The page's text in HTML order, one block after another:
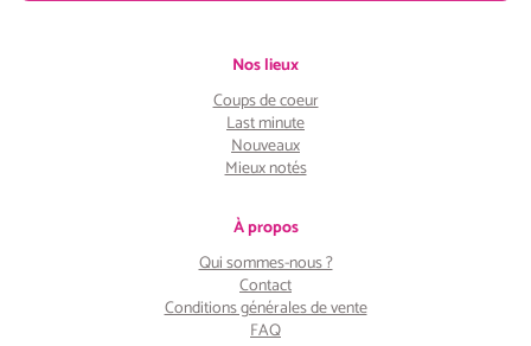
Nos lieux
Coups de coeur
Last minute
Nouveaux
Mieux notés
À propos
Qui sommes-nous ?
Contact
Conditions générales de vente
FAQ